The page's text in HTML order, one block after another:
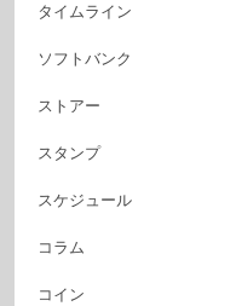
タイムライン
ソフトバンク
ストアー
スタンプ
スケジュール
コラム
コイン